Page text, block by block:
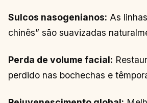
Sulcos nasogenianos: As
chinês” são suavizadas
Perda de volume facial:
perdido nas bochechas e